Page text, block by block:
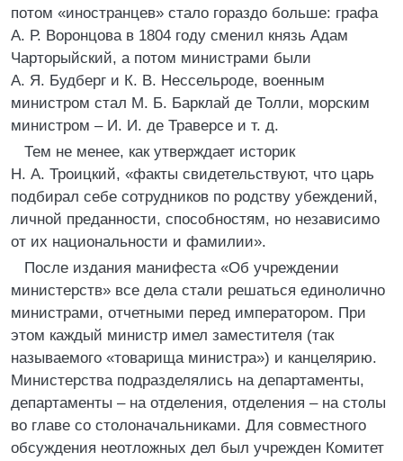
потом «иностранцев» стало гораздо больше: графа
А. Р. Воронцова в 1804 году сменил князь Адам
Чарторыйский, а потом министрами были
А. Я. Будберг и К. В. Нессельроде, военным
министром стал М. Б. Барклай де Толли, морским
министром – И. И. де Траверсе и т. д.
Тем не менее, как утверждает историк
Н. А. Троицкий, «факты свидетельствуют, что царь
подбирал себе сотрудников по родству убеждений,
личной преданности, способностям, но независимо
от их национальности и фамилии».
После издания манифеста «Об учреждении
министерств» все дела стали решаться единолично
министрами, отчетными перед императором. При
этом каждый министр имел заместителя (так
называемого «товарища министра») и канцелярию.
Министерства подразделялись на департаменты,
департаменты – на отделения, отделения – на столы
во главе со столоначальниками. Для совместного
обсуждения неотложных дел был учрежден Комитет